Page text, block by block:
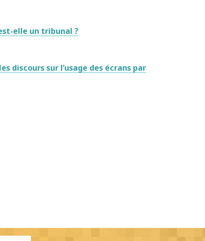
elle un tribunal ?
discours sur l’usage des écrans par